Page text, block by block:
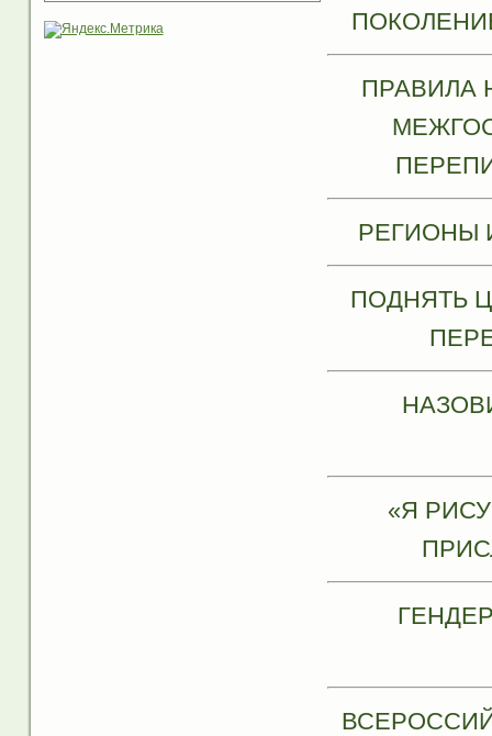
ПРАВИЛА
РЕГИОНЫ
ПОДНЯТЬ
«Я